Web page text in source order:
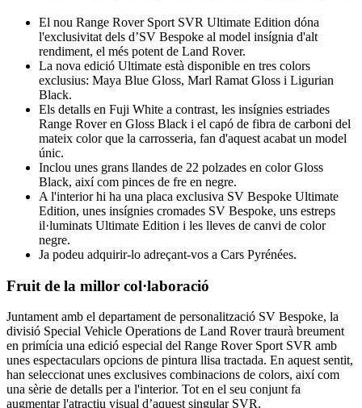
El nou Range Rover Sport SVR Ultimate Edition dóna
l'exclusivitat dels d’SV Bespoke al model insígnia d'alt
rendiment, el més potent de Land Rover.
La nova edició Ultimate està disponible en tres colors
exclusius: Maya Blue Gloss, Marl Ramat Gloss i Ligurian
Black.
Els detalls en Fuji White a contrast, les insígnies estriades
Range Rover en Gloss Black i el capó de fibra de carboni del
mateix color que la carrosseria, fan d'aquest acabat un model
únic.
Inclou unes grans llandes de 22 polzades en color Gloss
Black, així com pinces de fre en negre.
A l'interior hi ha una placa exclusiva SV Bespoke Ultimate
Edition, unes insígnies cromades SV Bespoke, uns estreps
il·luminats Ultimate Edition i les lleves de canvi de color
negre.
Ja podeu adquirir-lo adreçant-vos a Cars Pyrénées.
Fruit de la millor col·laboració
Juntament amb el departament de personalització SV Bespoke, la
divisió Special Vehicle Operations de Land Rover traurà breument
en primícia una edició especial del Range Rover Sport SVR amb
unes espectaculars opcions de pintura llisa tractada. En aquest sentit,
han seleccionat unes exclusives combinacions de colors, així com
una sèrie de detalls per a l'interior. Tot en el seu conjunt fa
augmentar l'atractiu visual d’aquest singular SVR.